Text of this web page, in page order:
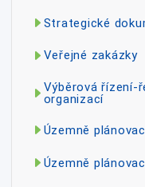
Strategické
Veřejné zakázky
Výběrová řízení-
organizací
Územně
Územně